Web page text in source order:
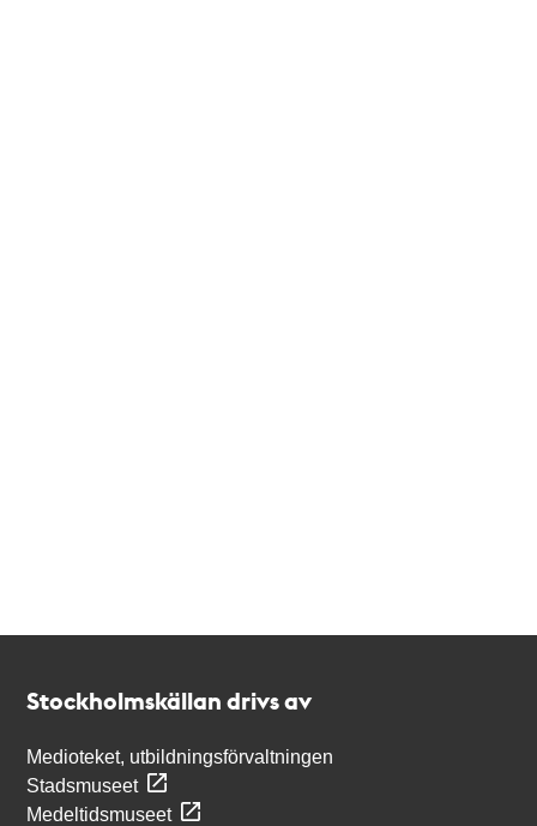
Stockholmskällan drivs av
Medioteket, utbildningsförvaltningen
Stadsmuseet
Medeltidsmuseet